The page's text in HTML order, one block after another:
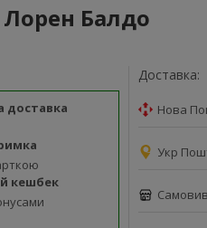
Лорен Балдо
доставка
кешбек
Доставка:
Нова
Укр